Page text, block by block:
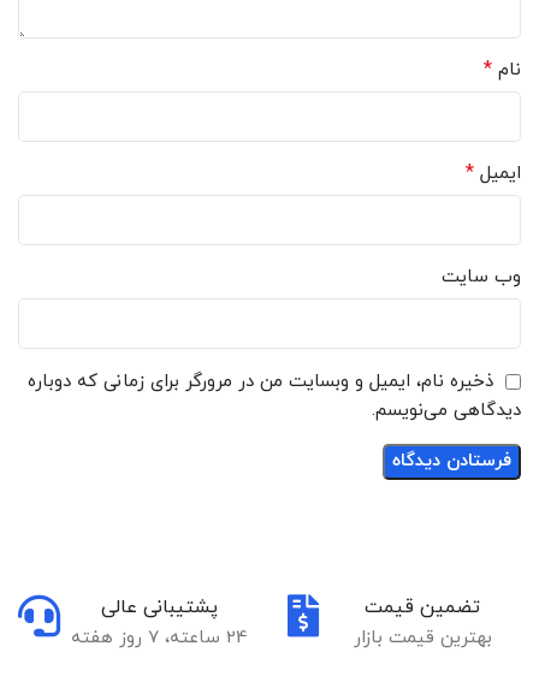
نام *
ایمیل *
وب‌ سایت
ذخیره نام، ایمیل و وبسایت من در مرورگر برای زمانی که دوباره
دیدگاهی می‌نویسم.
تضمین قیمت
بهترین قیمت بازار
پشتیبانی عالی
24 ساعته، 7 روز هفته